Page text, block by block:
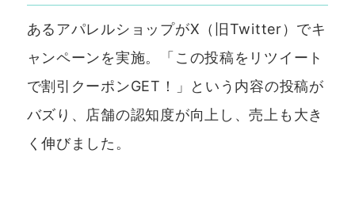
あるアパレルショップがX（旧Twitter）でキ
ャンペーンを実施。「この投稿をリツイート
で割引クーポンGET！」という内容の投稿が
バズり、店舗の認知度が向上し、売上も大き
く伸びました。